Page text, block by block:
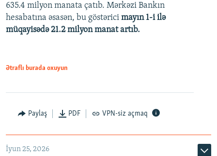
Auto 240p 360p 480p
720p 1080p
720p
635.4 milyon manata çatıb. Mərkəzi Bankın
hesabatına əsasən, bu göstərici mayın 1-i ilə
müqayisədə 21.2 milyon manat artıb.
Ətraflı burada oxuyun
Paylaş PDF VPN-siz açmaq
İyun 25, 2026